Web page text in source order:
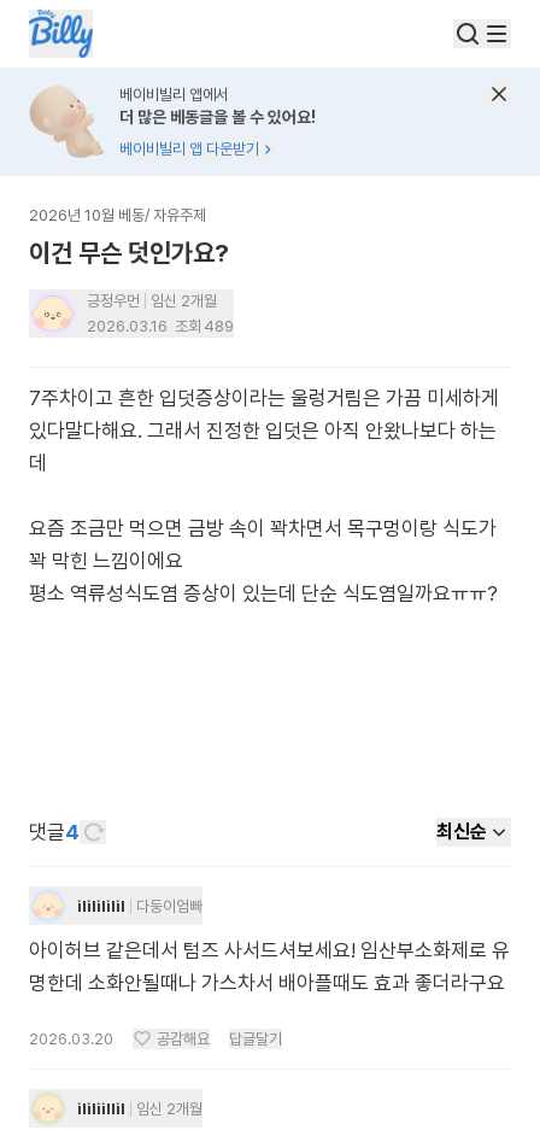
베이비빌리 앱에서
더 많은 베동글을 볼 수 있어요!
베이비빌리 앱 다운받기
2026년 10월 베동/ 자유주제
이건 무슨 덧인가요?
긍정우먼
임신 2개월
2026.03.16 조회 489
7주차이고 흔한 입덧증상이라는 울렁거림은 가끔 미세하게
있다말다해요. 그래서 진정한 입덧은 아직 안왔나보다 하는
데
요즘 조금만 먹으면 금방 속이 꽉차면서 목구멍이랑 식도가
꽉 막힌 느낌이에요
평소 역류성식도염 증상이 있는데 단순 식도염일까요ㅠㅠ?
댓글4 최신순
ililililil 다둥이엄빠
아이허브 같은데서 텀즈 사서드셔보세요! 임산부소화제로 유
명한데 소화안될때나 가스차서 배아플때도 효과 좋더라구요
2026.03.20 공감해요 답글달기
ililiillil 임신 2개월